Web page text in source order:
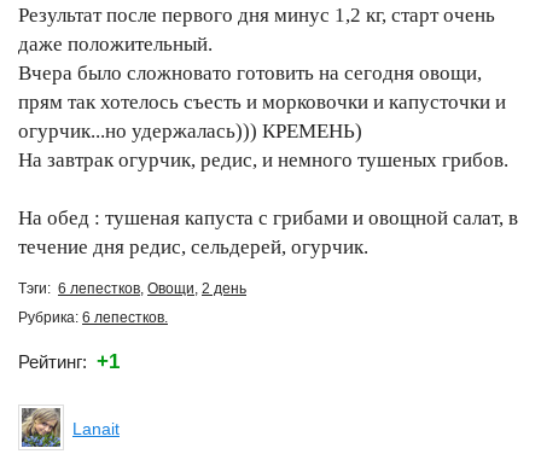
Результат после первого дня минус 1,2 кг, старт очень
даже положительный.
Вчера было сложновато готовить на сегодня овощи,
прям так хотелось съесть и морковочки и капусточки и
огурчик...но удержалась))) КРЕМЕНЬ)
На завтрак огурчик, редис, и немного тушеных грибов.
На обед : тушеная капуста с грибами и овощной салат, в
течение дня редис, сельдерей, огурчик.
Тэги: 6 лепестков, Овощи, 2 день
Рубрика: 6 лепестков.
Рейтинг: +1
Lanait